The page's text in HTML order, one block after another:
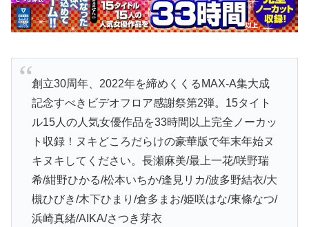
創立30周年、2022年を締めくくるMAX-A集大成
記念すべきビデオフロア感謝祭第2弾。15タイト
ル15人の人気女優作品を33時間以上完全ノーカッ
ト収録！ヌキどころだらけの豪華版で年末年始ヌ
キヌキしてください。長瀬麻美/最上一花/咲野瑞
希/紺野ひかる/松本いちか/逢見リカ/波多野結衣/大
槻ひびき/木下ひまり/倉多まお/姫咲はな/東條なつ/
浜崎真緒/AIKA/さつき芽衣